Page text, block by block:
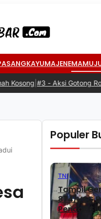
MAJENE
Royong: Siswa
Populer
TNI
Tampil
874/VSG
Pencak